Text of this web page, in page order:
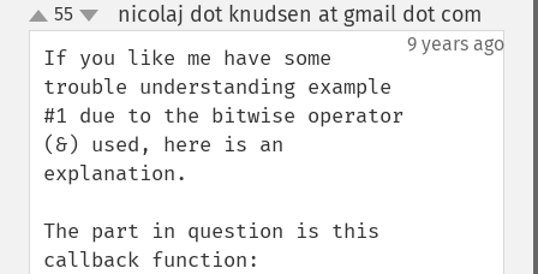
up
down
55 nicolaj dot knudsen at gmail dot com
9 years ago
If you like me have some
trouble understanding example
#1 due to the bitwise operator
(&) used, here is an
explanation.
The part in question is this
callback function: